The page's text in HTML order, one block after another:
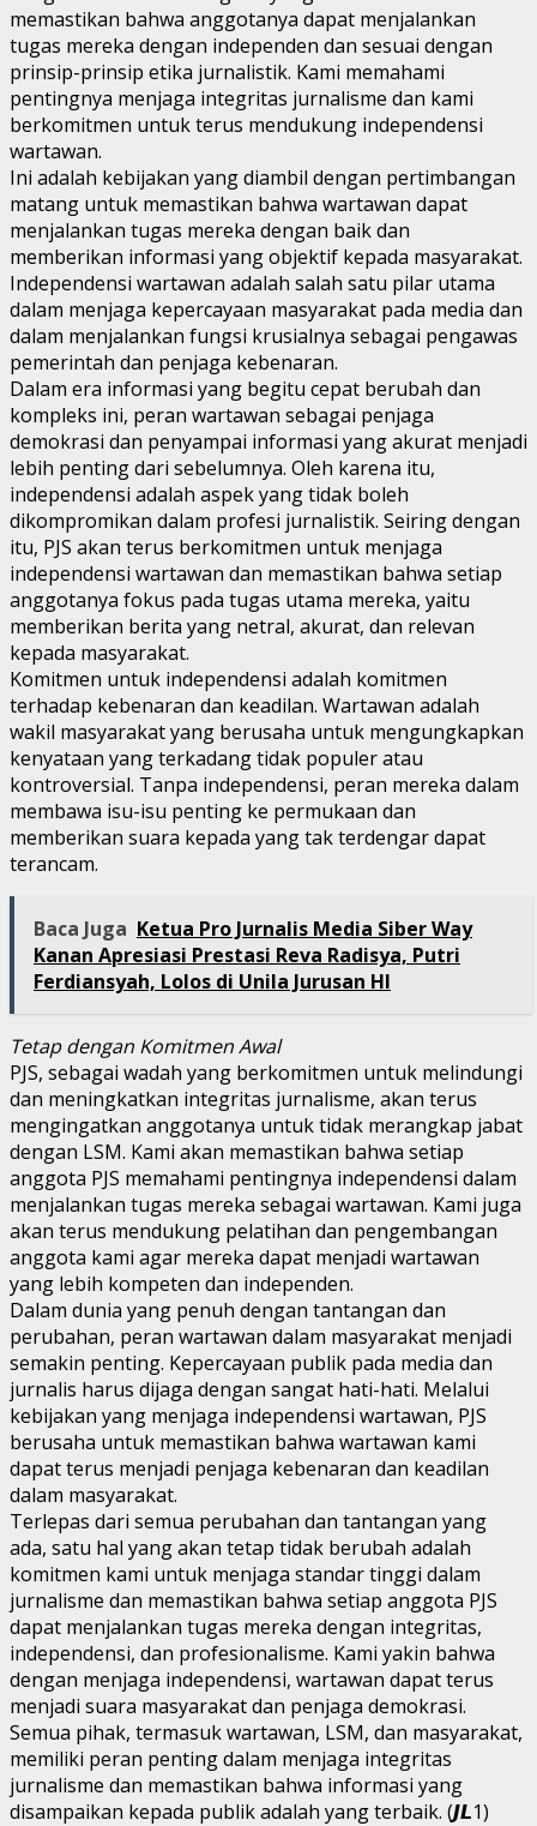
memastikan bahwa anggotanya dapat menjalankan
tugas mereka dengan independen dan sesuai dengan
prinsip-prinsip etika jurnalistik. Kami memahami
pentingnya menjaga integritas jurnalisme dan kami
berkomitmen untuk terus mendukung independensi
wartawan.
Ini adalah kebijakan yang diambil dengan pertimbangan
matang untuk memastikan bahwa wartawan dapat
menjalankan tugas mereka dengan baik dan
memberikan informasi yang objektif kepada masyarakat.
Independensi wartawan adalah salah satu pilar utama
dalam menjaga kepercayaan masyarakat pada media dan
dalam menjalankan fungsi krusialnya sebagai pengawas
pemerintah dan penjaga kebenaran.
Dalam era informasi yang begitu cepat berubah dan
kompleks ini, peran wartawan sebagai penjaga
demokrasi dan penyampai informasi yang akurat menjadi
lebih penting dari sebelumnya. Oleh karena itu,
independensi adalah aspek yang tidak boleh
dikompromikan dalam profesi jurnalistik. Seiring dengan
itu, PJS akan terus berkomitmen untuk menjaga
independensi wartawan dan memastikan bahwa setiap
anggotanya fokus pada tugas utama mereka, yaitu
memberikan berita yang netral, akurat, dan relevan
kepada masyarakat.
Komitmen untuk independensi adalah komitmen
terhadap kebenaran dan keadilan. Wartawan adalah
wakil masyarakat yang berusaha untuk mengungkapkan
kenyataan yang terkadang tidak populer atau
kontroversial. Tanpa independensi, peran mereka dalam
membawa isu-isu penting ke permukaan dan
memberikan suara kepada yang tak terdengar dapat
terancam.
Baca Juga Ketua Pro Jurnalis Media Siber Way
Kanan Apresiasi Prestasi Reva Radisya, Putri
Ferdiansyah, Lolos di Unila Jurusan HI
Tetap dengan Komitmen Awal
PJS, sebagai wadah yang berkomitmen untuk melindungi
dan meningkatkan integritas jurnalisme, akan terus
mengingatkan anggotanya untuk tidak merangkap jabat
dengan LSM. Kami akan memastikan bahwa setiap
anggota PJS memahami pentingnya independensi dalam
menjalankan tugas mereka sebagai wartawan. Kami juga
akan terus mendukung pelatihan dan pengembangan
anggota kami agar mereka dapat menjadi wartawan
yang lebih kompeten dan independen.
Dalam dunia yang penuh dengan tantangan dan
perubahan, peran wartawan dalam masyarakat menjadi
semakin penting. Kepercayaan publik pada media dan
jurnalis harus dijaga dengan sangat hati-hati. Melalui
kebijakan yang menjaga independensi wartawan, PJS
berusaha untuk memastikan bahwa wartawan kami
dapat terus menjadi penjaga kebenaran dan keadilan
dalam masyarakat.
Terlepas dari semua perubahan dan tantangan yang
ada, satu hal yang akan tetap tidak berubah adalah
komitmen kami untuk menjaga standar tinggi dalam
jurnalisme dan memastikan bahwa setiap anggota PJS
dapat menjalankan tugas mereka dengan integritas,
independensi, dan profesionalisme. Kami yakin bahwa
dengan menjaga independensi, wartawan dapat terus
menjadi suara masyarakat dan penjaga demokrasi.
Semua pihak, termasuk wartawan, LSM, dan masyarakat,
memiliki peran penting dalam menjaga integritas
jurnalisme dan memastikan bahwa informasi yang
disampaikan kepada publik adalah yang terbaik. (𝙅𝙇1)